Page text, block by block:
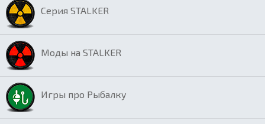
Серия STALKER
Моды на STALKER
Игры про Рыбалку